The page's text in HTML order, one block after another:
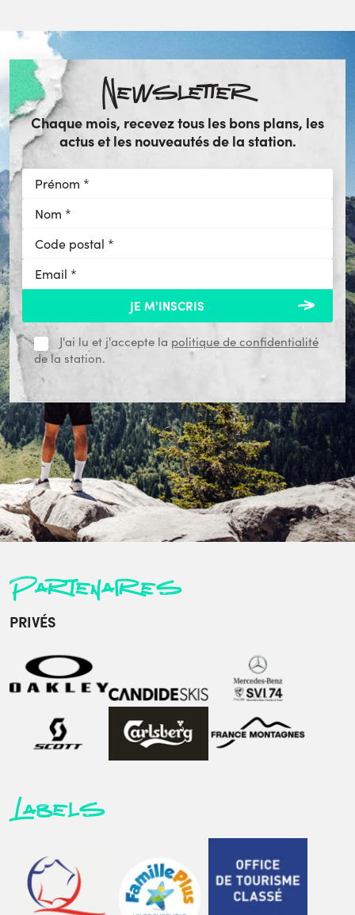
Newsletter
Chaque mois, recevez tous les bons plans, les
actus et les nouveautés de la station.
J'ai lu et j'accepte la politique de confidentialité
de la station.
Partenaires
PRIVÉS
Labels